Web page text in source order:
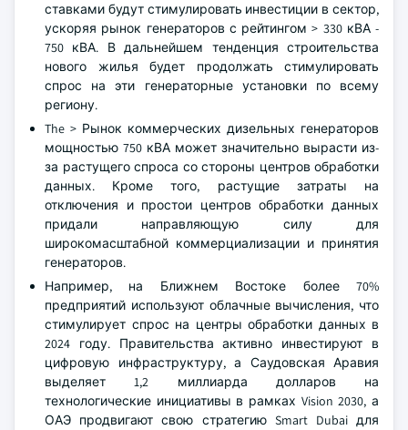
ставками будут стимулировать инвестиции в сектор,
ускоряя рынок генераторов с рейтингом > 330 кВА -
750 кВА. В дальнейшем тенденция строительства
нового жилья будет продолжать стимулировать
спрос на эти генераторные установки по всему
региону.
The > Рынок коммерческих дизельных генераторов
мощностью 750 кВА может значительно вырасти из-
за растущего спроса со стороны центров обработки
данных. Кроме того, растущие затраты на
отключения и простои центров обработки данных
придали направляющую силу для
широкомасштабной коммерциализации и принятия
генераторов.
Например, на Ближнем Востоке более 70%
предприятий используют облачные вычисления, что
стимулирует спрос на центры обработки данных в
2024 году. Правительства активно инвестируют в
цифровую инфраструктуру, а Саудовская Аравия
выделяет 1,2 миллиарда долларов на
технологические инициативы в рамках Vision 2030, а
ОАЭ продвигают свою стратегию Smart Dubai для